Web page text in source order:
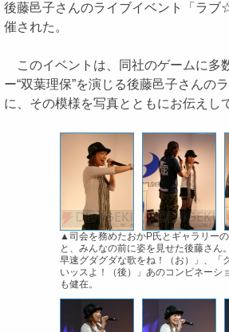
後藤邑子さんのライブイベント「ラブ
催された。
このイベントは、同社のゲームに多
ー“双葉理保”を演じる後藤邑子さんの
に、その模様を写真とともにお伝えし
▲司会を務めたおかP氏とギャラリー
と、みんなの前に姿を見せた後藤さん
早速グダグダな歌をね！（お）」、「
いッスよ！（後）」あのコンビネーシ
も健在。